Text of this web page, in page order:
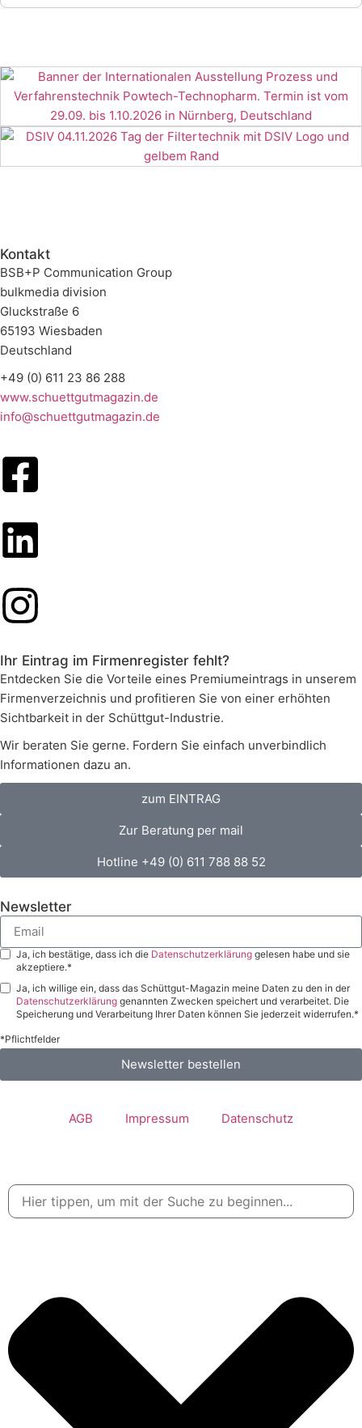
Kontakt
BSB+P Communication Group
bulkmedia division
Gluckstraße 6
65193 Wiesbaden
Deutschland
+49 (0) 611 23 86 288
www.schuettgutmagazin.de
info@schuettgutmagazin.de
Ihr Eintrag im Firmenregister fehlt?
Entdecken Sie die Vorteile eines Premiumeintrags in unserem
Firmenverzeichnis und profitieren Sie von einer erhöhten
Sichtbarkeit in der Schüttgut-Industrie.
Wir beraten Sie gerne. Fordern Sie einfach unverbindlich
Informationen dazu an.
zum EINTRAG
Zur Beratung per mail
Hotline +49 (0) 611 788 88 52
Newsletter
Ja, ich bestätige, dass ich die Datenschutzerklärung gelesen habe und sie
akzeptiere.*
Ja, ich willige ein, dass das Schüttgut-Magazin meine Daten zu den in der
Datenschutzerklärung genannten Zwecken speichert und verarbeitet. Die
Speicherung und Verarbeitung Ihrer Daten können Sie jederzeit widerrufen.*
*Pflichtfelder
Newsletter bestellen
AGB Impressum Datenschutz